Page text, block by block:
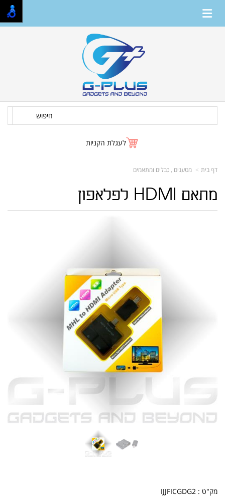
חיפוש
לעגלת הקניות
דף בית מטענים , כבלים ומתאמים
מתאם HDMI לפלאפון
מק"ט : IJJFICGDG2